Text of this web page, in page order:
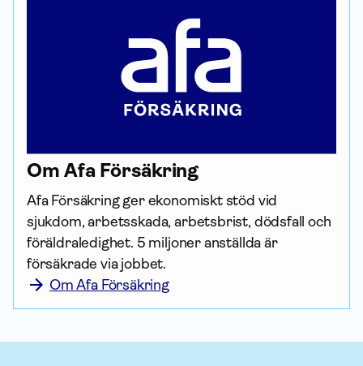
Om Afa För­säkring
Afa För­säkring ger ekonomiskt stöd vid
sjukdom, arbetsskada, arbetsbrist, dödsfall och
föräldraledighet. 5 miljoner anställda är
försäkrade via jobbet.
Om Afa Försäkring